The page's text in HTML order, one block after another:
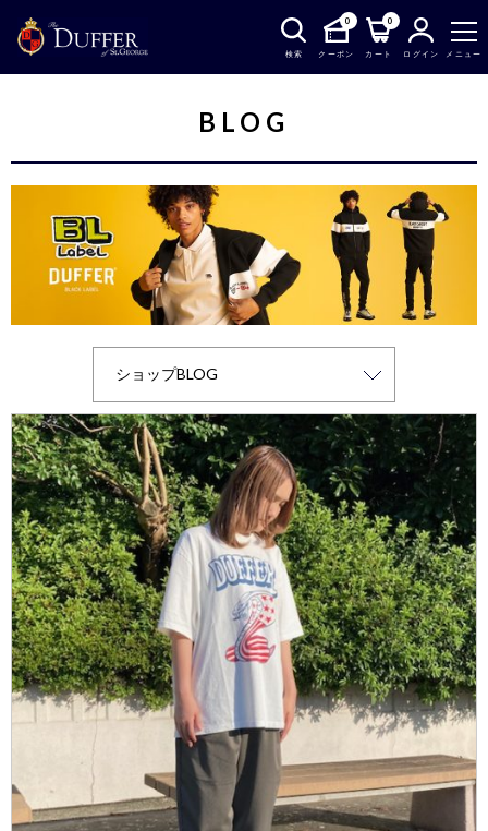
検索
0
クーポン
0
カート ログイン メニュー
BLOG